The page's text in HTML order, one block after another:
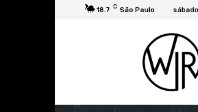
18.7 C São Paulo